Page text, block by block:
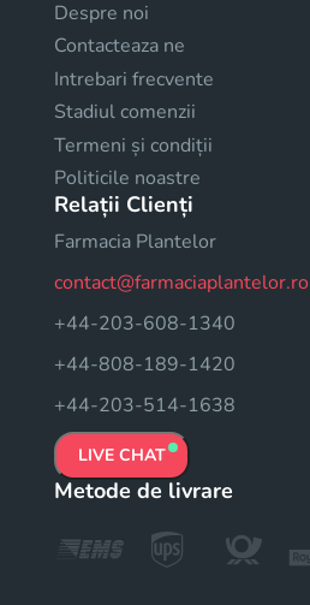
Despre noi
Contacteaza ne
Intrebari frecvente
Stadiul comenzii
Termeni și condiții
Politicile noastre
Relații Clienți
Farmacia Plantelor
contact@farmaciaplantelor.ro
+44-203-608-1340
+44-808-189-1420
+44-203-514-1638
LIVE CHAT
Metode de livrare